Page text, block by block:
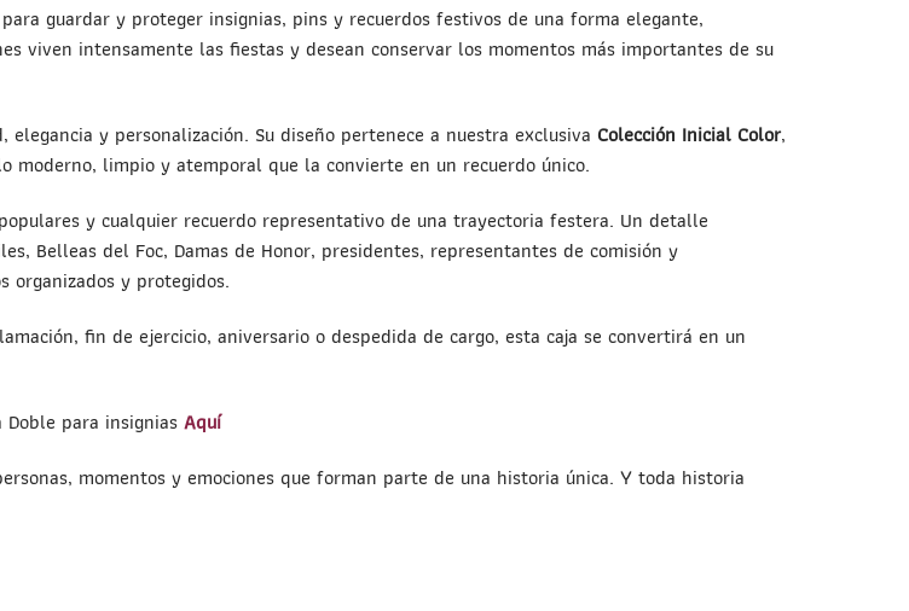
guardar y proteger insignias, pins y recuerdos festivos de una forma elegante,
viven intensamente las fiestas y desean conservar los momentos más importantes de su
y personalización. Su diseño pertenece a nuestra exclusiva Colección Inicial Color,
moderno, limpio y atemporal que la convierte en un recuerdo único.
y cualquier recuerdo representativo de una trayectoria festera. Un detalle
Belleas del Foc, Damas de Honor, presidentes, representantes de comisión y
organizados y protegidos.
fin de ejercicio, aniversario o despedida de cargo, esta caja se convertirá en un
Doble para insigniasAquí
momentos y emociones que forman parte de una historia única. Y toda historia